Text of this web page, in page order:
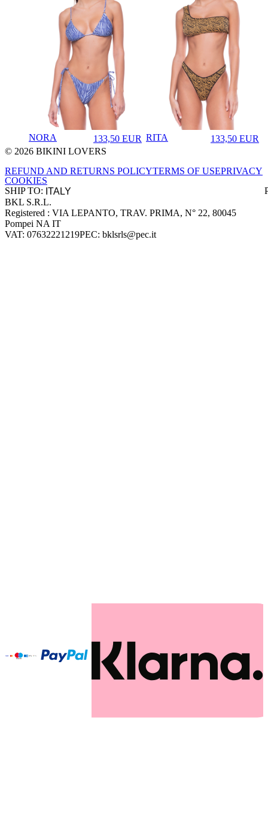
♡
NORA 133,50 EUR
Prezzo in aggiornamento
♡
RITA 133,50 EUR
Prezzo in
Site footer
© 2026 BIKINI LOVERS
REFUND AND RETURNS POLICYTERMS OF USEPRIVACY
COOKIES
SHIP TO:
Company information
BKL S.R.L.
Registered : VIA LEPANTO, TRAV. PRIMA, N° 22, 80045
Pompei NA IT
VAT: 07632221219PEC: bklsrls@pec.it